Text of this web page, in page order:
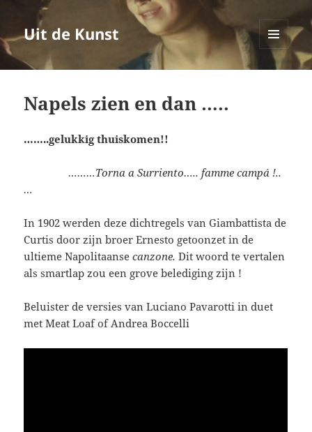
Uit de Kunst
MENU
EN
Napels zien en dan …..
……..gelukkig thuiskomen!!
………Torna a Surriento….. famme campá !..
…
In 1902 werden deze dichtregels van Giambattista de
Curtis door zijn broer Ernesto getoonzet in de
ultieme Napolitaansecanzone.Dit woord te vertalen
als smartlap zou een grove belediging zijn !
Beluister de versies van Luciano Pavarotti in duet
met Meat Loaf of Andrea Boccelli